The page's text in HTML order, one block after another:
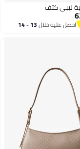
ليبي كتف
احصل عليه خلال 13 - 14